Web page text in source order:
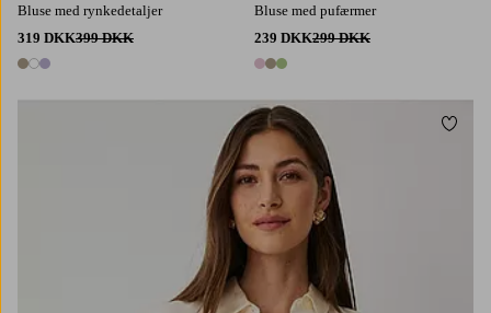
Bluse med rynkedetaljer
319 DKK399 DKK
3 farver
Bluse med pufærmer
239 DKK299 DKK
3 farver